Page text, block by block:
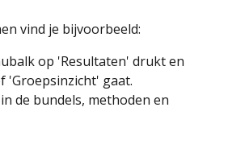
vind je bijvoorbeeld:
op 'Resultaten' drukt en
'Groepsinzicht' gaat.
de bundels, methoden en